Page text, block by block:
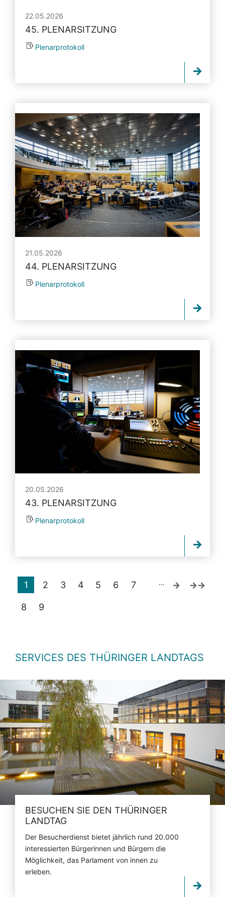
22.05.2026
45. PLENARSITZUNG
Plenarprotokoll
21.05.2026
44. PLENARSITZUNG
Plenarprotokoll
20.05.2026
43. PLENARSITZUNG
Plenarprotokoll
1 2 3 4 5 6 7
8 9
…
SERVICES DES THÜRINGER LANDTAGS
BESUCHEN SIE DEN THÜRINGER
LANDTAG
Der Besucherdienst bietet jährlich rund 20.000
interessierten Bürgerinnen und Bürgern die
Möglichkeit, das Parlament von innen zu
erleben.